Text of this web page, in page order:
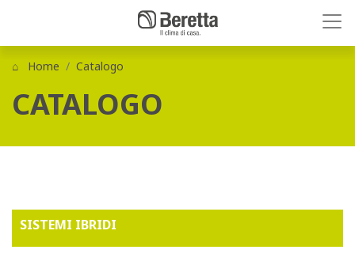
Home Catalogo
CATALOGO
SISTEMI IBRIDI